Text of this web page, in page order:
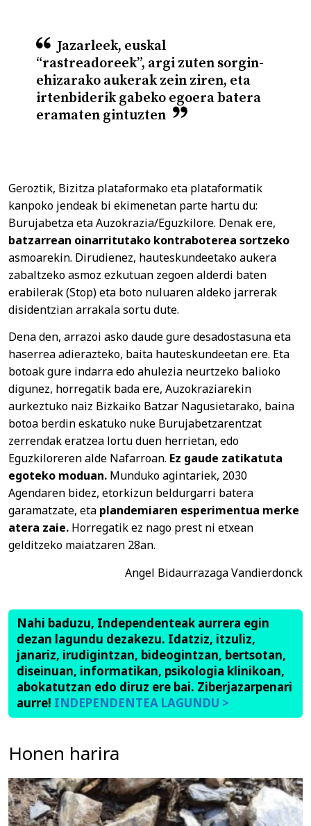
Jazarleek, euskal
“rastreadoreek”, argi zuten sorgin-
ehizarako aukerak zein ziren, eta
irtenbiderik gabeko egoera batera
eramaten gintuzten
Geroztik, Bizitza plataformako eta plataformatik
kanpoko jendeak bi ekimenetan parte hartu du:
Burujabetza eta Auzokrazia/Eguzkilore. Denak ere,
batzarrean oinarritutako kontraboterea sortzeko
asmoarekin. Dirudienez, hauteskundeetako aukera
zabaltzeko asmoz ezkutuan zegoen alderdi baten
erabilerak (Stop) eta boto nuluaren aldeko jarrerak
disidentzian arrakala sortu dute.
Dena den, arrazoi asko daude gure desadostasuna eta
haserrea adierazteko, baita hauteskundeetan ere. Eta
botoak gure indarra edo ahulezia neurtzeko balioko
digunez, horregatik bada ere, Auzokraziarekin
aurkeztuko naiz Bizkaiko Batzar Nagusietarako, baina
botoa berdin eskatuko nuke Burujabetzarentzat
zerrendak eratzea lortu duen herrietan, edo
Eguzkiloreren alde Nafarroan. Ez gaude zatikatuta
egoteko moduan. Munduko agintariek, 2030
Agendaren bidez, etorkizun beldurgarri batera
garamatzate, eta plandemiaren esperimentua merke
atera zaie. Horregatik ez nago prest ni etxean
gelditzeko maiatzaren 28an.
Angel Bidaurrazaga Vandierdonck
Nahi baduzu, Independenteak aurrera egin
dezan lagundu dezakezu. Idatziz, itzuliz,
janariz, irudigintzan, bideogintzan, bertsotan,
diseinuan, informatikan, psikologia klinikoan,
abokatutzan edo diruz ere bai. Ziberjazarpenari
aurre! INDEPENDENTEA LAGUNDU >
Honen harira